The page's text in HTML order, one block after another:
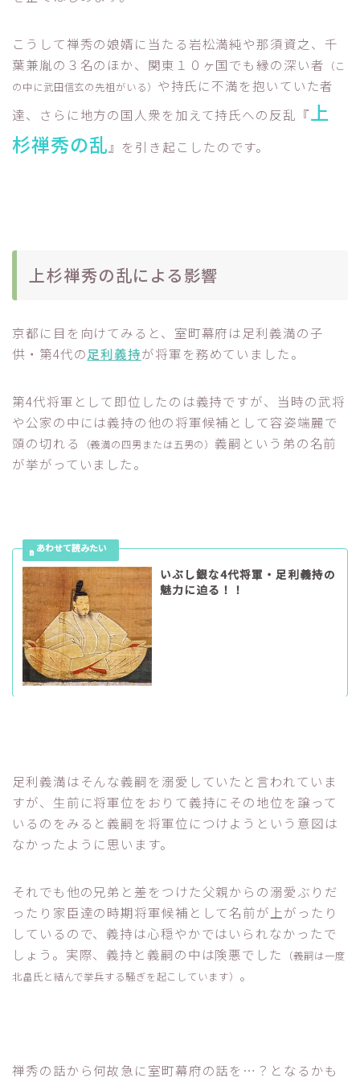
こうして禅秀の娘婿に当たる岩松満純や那須資之、千
葉兼胤の３名のほか、関東１０ヶ国でも縁の深い者 （こ
の中に武田信玄の先祖がいる） や持氏に不満を抱いていた者
達、さらに地方の国人衆を加えて持氏への反乱『上
杉禅秀の乱 』を引き起こしたのです。
上杉禅秀の乱による影響
京都に目を向けてみると、室町幕府は足利義満の子
供・第4代の足利義持が将軍を務めていました。
第4代将軍として即位したのは義持ですが、当時の武将
や公家の中には義持の他の将軍候補として容姿端麗で
頭の切れる
（義満の四男または五男の） 義嗣という弟の名前
が挙がっていました。
いぶし銀な4代将軍・足利義持の
魅力に迫る！！
足利義満はそんな義嗣を溺愛していたと言われていま
すが、生前に将軍位をおりて義持にその地位を譲って
いるのをみると義嗣を将軍位につけようという意図は
なかったように思います。
それでも他の兄弟と差をつけた父親からの溺愛ぶりだ
ったり家臣達の時期将軍候補として名前が上がったり
しているので、義持は心穏やかではいられなかったで
しょう。実際、義持と義嗣の中は険悪でした
（義嗣は一度
北畠氏と結んで挙兵する騒ぎを起こしています） 。
禅秀の話から何故急に室町幕府の話を…？となるかも